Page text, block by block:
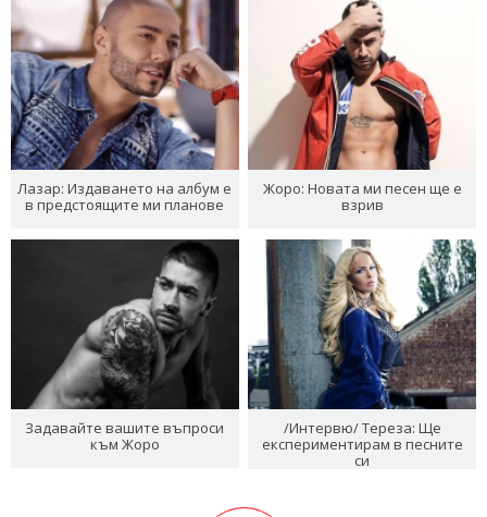
Лазар: Издаването на албум е
в предстоящите ми планове
Жоро: Новата ми песен ще е
взрив
Задавайте вашите въпроси
към Жоро
/Интервю/ Тереза: Ще
експериментирам в песните
си